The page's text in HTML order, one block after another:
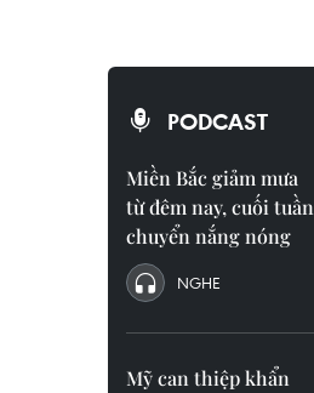
PODCAST
Miền Bắc giảm mưa
từ đêm nay, cuối tuần
chuyển nắng nóng
NGHE
Mỹ can thiệp khẩn